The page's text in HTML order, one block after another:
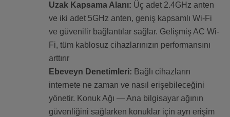
Uzak Kapsama Alanı: Üç adet 2.4GHz anten
ve iki adet 5GHz anten, geniş kapsamlı Wi-Fi
ve güvenilir bağlantılar sağlar. Gelişmiş AC Wi-
Fi, tüm kablosuz cihazlarınızın performansını
arttırır
Ebeveyn Denetimleri: Bağlı cihazların
internete ne zaman ve nasıl erişebileceğini
yönetir. Konuk Ağı — Ana bilgisayar ağının
güvenliğini sağlarken konuklar için ayrı erişim